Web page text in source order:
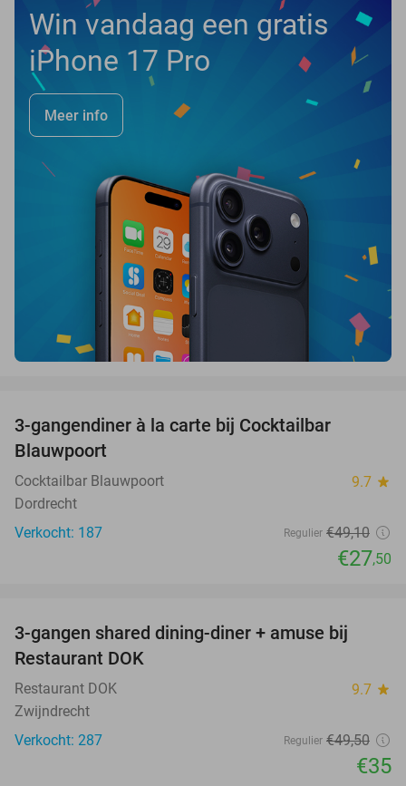
Win vandaag een gratis
iPhone 17 Pro
Meer info
3-gangendiner à la carte bij Cocktailbar
Blauwpoort
Cocktailbar Blauwpoort 9.7 star
Dordrecht
Verkocht: 187
Regulier €49,10
€27,50
3-gangen shared dining-diner + amuse bij
Restaurant DOK
Restaurant DOK 9.7 star
Zwijndrecht
Verkocht: 287
Regulier €49,50
€35